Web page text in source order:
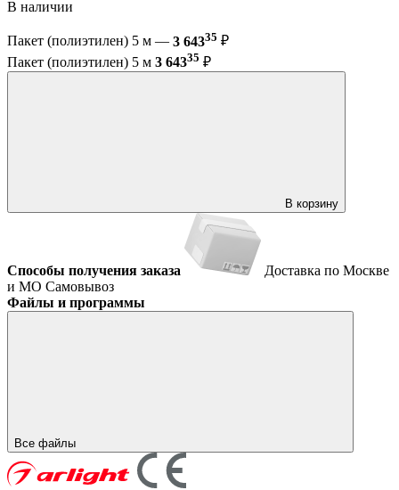
В наличии
Пакет (полиэтилен) 5 м — 3 64335 ₽
Пакет (полиэтилен) 5 м 3 64335 ₽
В корзину
Способы получения заказа
Доставка по Москве
и МО Самовывоз
Файлы и программы
Все файлы